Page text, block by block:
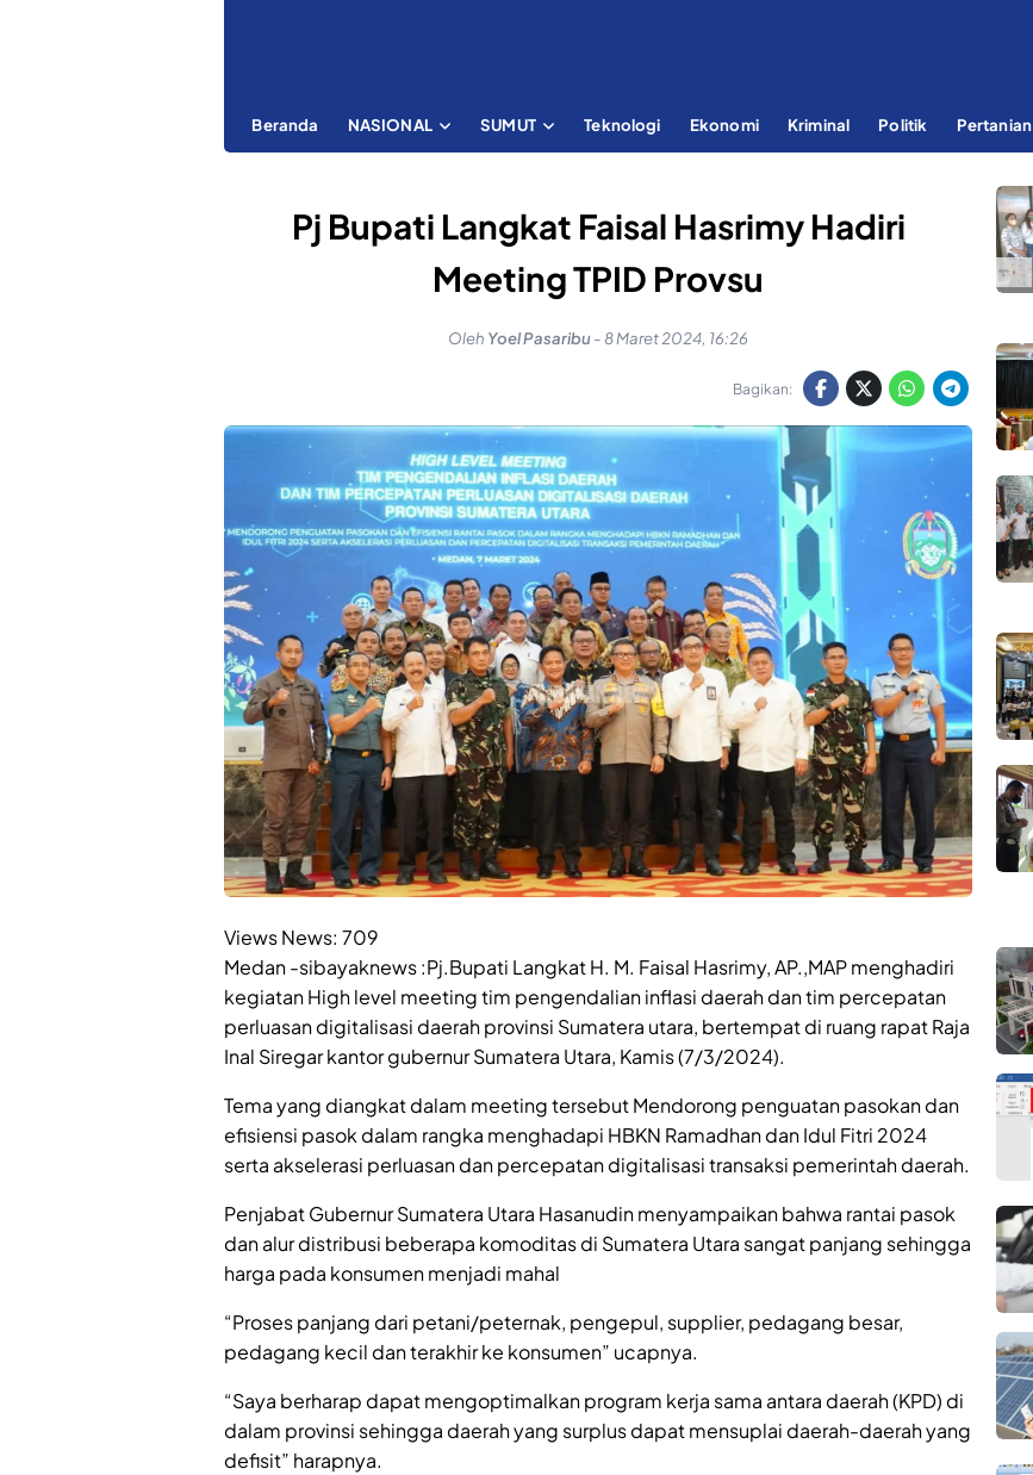
Beranda NASIONAL SUMUT Teknologi Ekonomi Kriminal Politik Pertanian
Pj Bupati Langkat Faisal Hasrimy Hadiri
Meeting TPID Provsu
Oleh Yoel Pasaribu-8 Maret 2024, 16:26
Bagikan:
Views News: 709
Medan -sibayaknews :Pj.Bupati Langkat H. M. Faisal Hasrimy, AP.,MAP menghadiri
kegiatan High level meeting tim pengendalian inflasi daerah dan tim percepatan
perluasan digitalisasi daerah provinsi Sumatera utara, bertempat di ruang rapat Raja
Inal Siregar kantor gubernur Sumatera Utara, Kamis (7/3/2024).
Tema yang diangkat dalam meeting tersebut Mendorong penguatan pasokan dan
efisiensi pasok dalam rangka menghadapi HBKN Ramadhan dan Idul Fitri 2024
serta akselerasi perluasan dan percepatan digitalisasi transaksi pemerintah daerah.
Penjabat Gubernur Sumatera Utara Hasanudin menyampaikan bahwa rantai pasok
dan alur distribusi beberapa komoditas di Sumatera Utara sangat panjang sehingga
harga pada konsumen menjadi mahal
“Proses panjang dari petani/peternak, pengepul, supplier, pedagang besar,
pedagang kecil dan terakhir ke konsumen” ucapnya.
“Saya berharap dapat mengoptimalkan program kerja sama antara daerah (KPD) di
dalam provinsi sehingga daerah yang surplus dapat mensuplai daerah-daerah yang
defisit” harapnya.